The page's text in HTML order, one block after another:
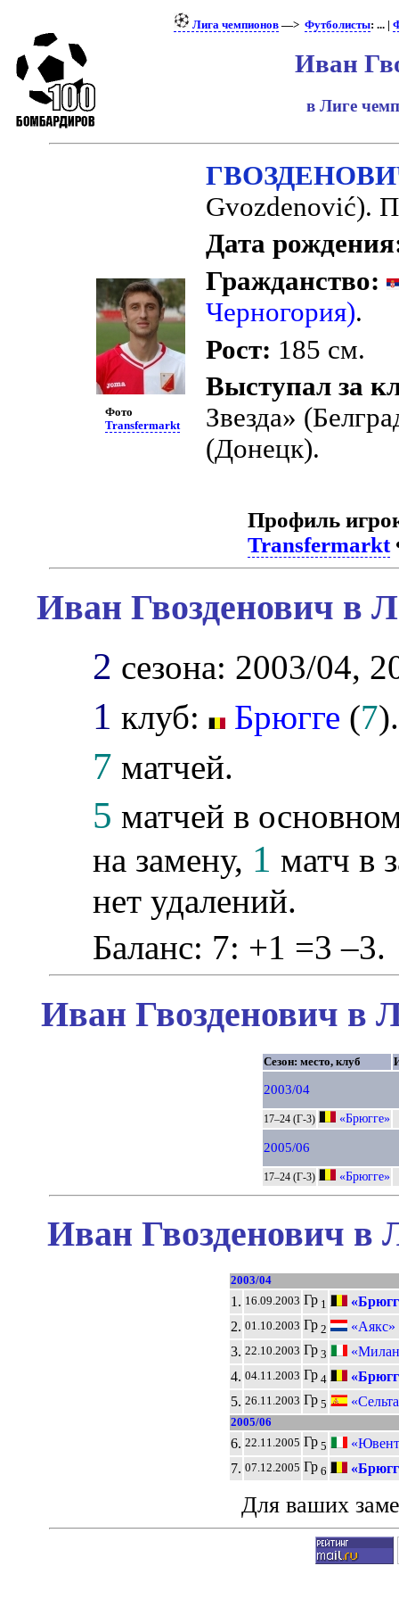
Лига чемпионов—> Футболисты: ... |
Иван
в Лиге
Фото
Transfermarkt
Gvozdenović).
Дата
Гражданство:
Черногория).
Рост: 185 см.
Выступал за
Звезда»
(Донецк).
Профиль
Transfermarkt
Иван Гвозденович в
2 сезона: 2003/04,
1 клуб: Брюгге (7).
7 матчей.
5 матчей в
на замену, 1 матч в
нет удалений.
Баланс: 7: +1 =3 –3.
Иван Гвозденович в
Сезон: место, клуб
2003/04
17–24 (Г-3) «Брюгге»
2005/06
17–24 (Г-3) «Брюгге»
Иван Гвозденович в
2003/04
1. 16.09.2003 Гр 1
2. 01.10.2003 Гр 2
3. 22.10.2003 Гр 3
4. 04.11.2003 Гр 4
5. 26.11.2003 Гр 5
2005/06
6. 22.11.2005 Гр 5
7. 07.12.2005 Гр 6
Для ваших